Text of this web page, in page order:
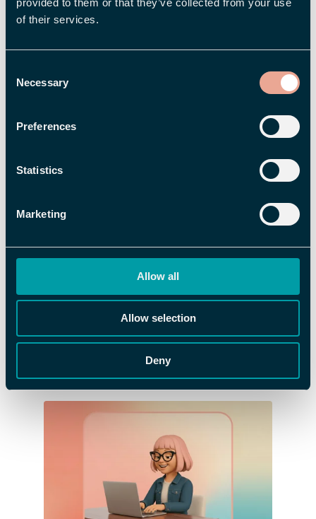
of their services.
Selection
Necessary
Preferences
Statistics
Marketing
Allow all
Allow selection
Deny
TIME
Timeregistrering kommer til den nye
Enklere dialog med Flexie –
bekreftelsesvinduet blir read-only